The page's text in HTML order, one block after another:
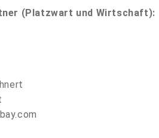
(Platzwart und Wirtschaft):